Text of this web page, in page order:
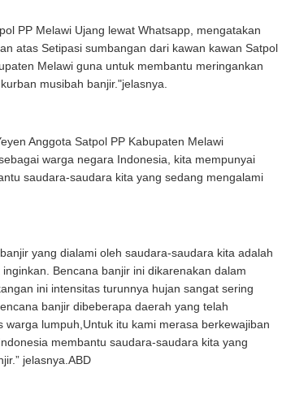
PP Melawi Ujang lewat Whatsapp, mengatakan
atas Setipasi sumbangan dari kawan kawan Satpol
Melawi guna untuk membantu meringankan
musibah banjir."jelasnya.
Anggota Satpol PP Kabupaten Melawi
warga negara Indonesia, kita mempunyai
saudara-saudara kita yang sedang mengalami
yang dialami oleh saudara-saudara kita adalah
Bencana banjir ini dikarenakan dalam
ini intensitas turunnya hujan sangat sering
banjir dibeberapa daerah yang telah
warga lumpuh,Untuk itu kami merasa berkewajiban
membantu saudara-saudara kita yang
jelasnya.ABD